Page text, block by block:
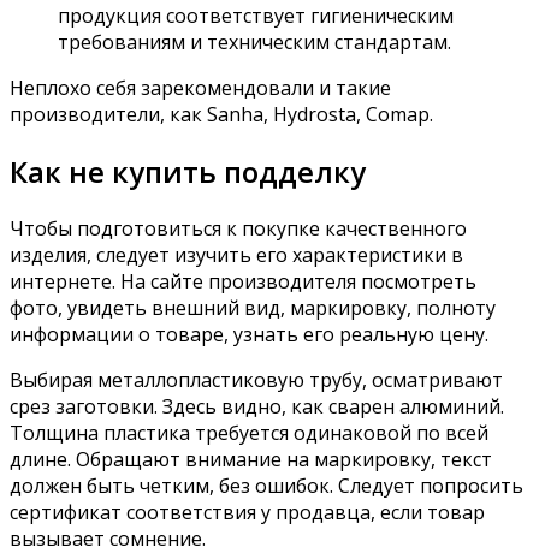
продукция соответствует гигиеническим
требованиям и техническим стандартам.
Неплохо себя зарекомендовали и такие
производители, как Sanha, Hydrosta, Comap.
Как не купить подделку
Чтобы подготовиться к покупке качественного
изделия, следует изучить его характеристики в
интернете. На сайте производителя посмотреть
фото, увидеть внешний вид, маркировку, полноту
информации о товаре, узнать его реальную цену.
Выбирая металлопластиковую трубу, осматривают
срез заготовки. Здесь видно, как сварен алюминий.
Толщина пластика требуется одинаковой по всей
длине. Обращают внимание на маркировку, текст
должен быть четким, без ошибок. Следует попросить
сертификат соответствия у продавца, если товар
вызывает сомнение.